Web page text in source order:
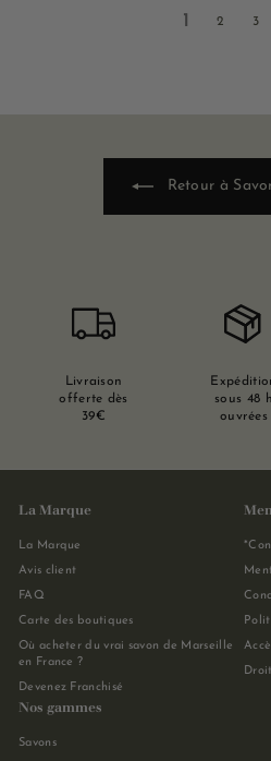
1 2 3
Retour à
Livraison
offerte dès
39€
sous 48 h
ouvrées
La Marque
La Marque
Avis client
FAQ
Carte des boutiques
Où acheter du vrai savon de Marseille
en France ?
Devenez Franchisé
Nos gammes
Savons